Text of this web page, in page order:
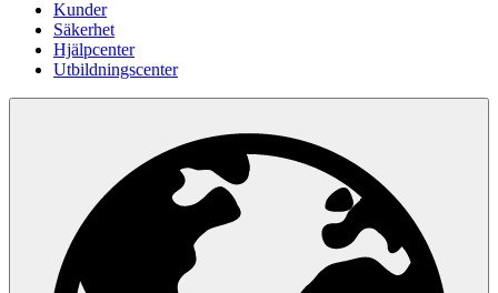
Kunder
Säkerhet
Hjälpcenter
Utbildningscenter